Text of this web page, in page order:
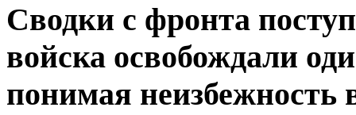
Сводки с фронта
войска освобождали
понимая